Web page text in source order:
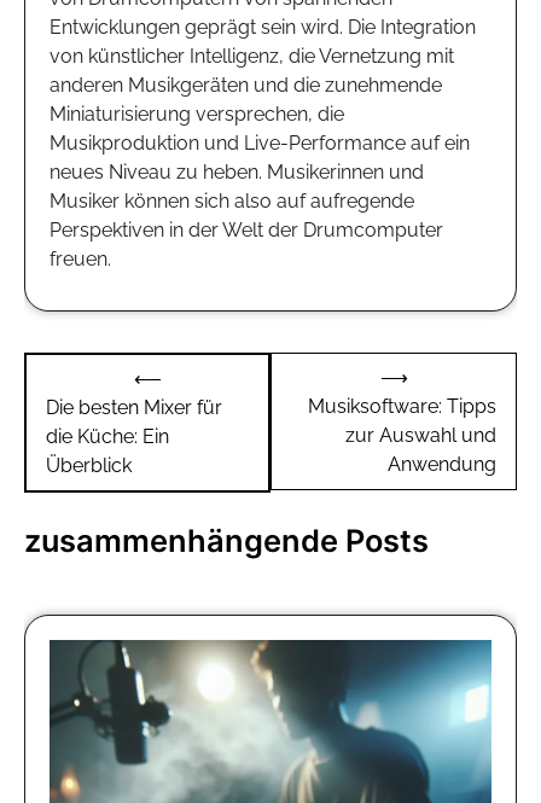
Entwicklungen geprägt sein wird. Die Integration
von künstlicher Intelligenz, die Vernetzung mit
anderen Musikgeräten und die zunehmende
Miniaturisierung versprechen, die
Musikproduktion und Live-Performance auf ein
neues Niveau zu heben. Musikerinnen und
Musiker können sich also auf aufregende
Perspektiven in der Welt der Drumcomputer
freuen.
Beitragsnavigation
⟵
Die besten Mixer für
die Küche: Ein
Überblick
Musiksoftware: Tipps
zur Auswahl und
Anwendung
⟶
zusammenhängende Posts